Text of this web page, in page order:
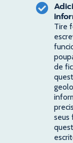
Tire
de
seus